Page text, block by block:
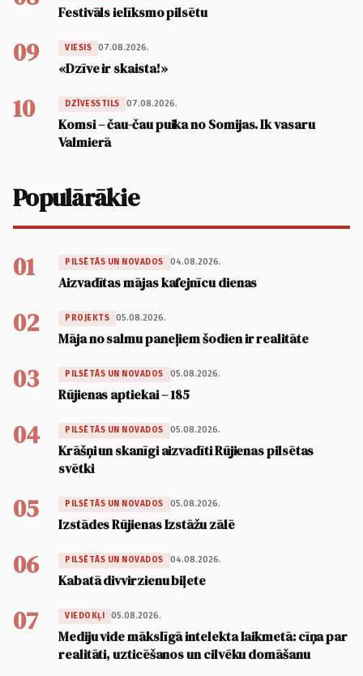
Festivāls ielīksmo pilsētu
09 VIESIS 07.08.2026.
«Dzīve ir skaista!»
10 DZĪVESSTILS 07.08.2026.
Komsi – čau-čau puika no Somijas. Ik vasaru
Valmierā
Populārākie
01 PILSĒTĀS UN NOVADOS 04.08.2026.
Aizvadītas mājas kafejnīcu dienas
02 PROJEKTS 05.08.2026.
Māja no salmu paneļiem šodien ir realitāte
03 PILSĒTĀS UN NOVADOS 05.08.2026.
Rūjienas aptiekai – 185
04 PILSĒTĀS UN NOVADOS 05.08.2026.
Krāšņi un skanīgi aizvadīti Rūjienas pilsētas
svētki
05 PILSĒTĀS UN NOVADOS 05.08.2026.
Izstādes Rūjienas Izstāžu zālē
06 PILSĒTĀS UN NOVADOS 04.08.2026.
Kabatā divvirzienu biļete
07 VIEDOKĻI 05.08.2026.
Mediju vide mākslīgā intelekta laikmetā: cīņa par
realitāti, uzticēšanos un cilvēku domāšanu